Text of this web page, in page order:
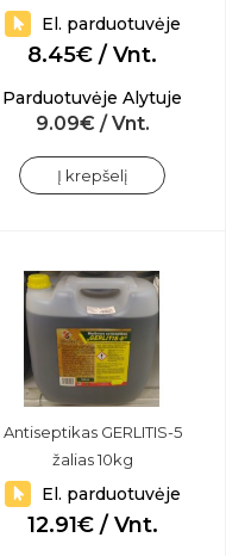
El. parduotuvėje
8.45€ / Vnt.
Parduotuvėje Alytuje
9.09€ / Vnt.
Į krepšelį
Antiseptikas GERLITIS-5
žalias 10kg
El. parduotuvėje
12.91€ / Vnt.